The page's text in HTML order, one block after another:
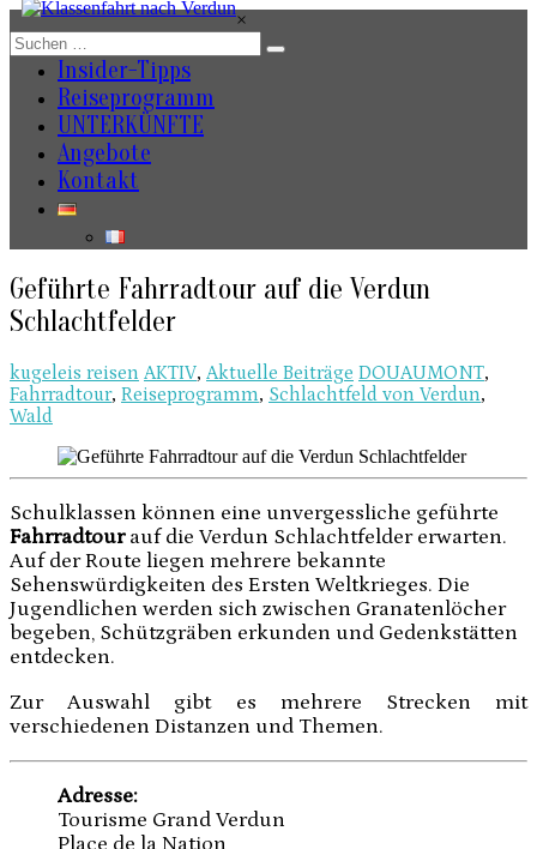
Zum
Inhalt
springen
×
Insider-Tipps
Reiseprogramm
UNTERKÜNFTE
Angebote
Kontakt
Geführte Fahrradtour auf die Verdun
Schlachtfelder
kugeleis reisen AKTIV, Aktuelle Beiträge DOUAUMONT,
Fahrradtour, Reiseprogramm, Schlachtfeld von Verdun,
Wald
Schulklassen können eine unvergessliche geführte
Fahrradtourauf die Verdun Schlachtfelder erwarten.
Auf der Route liegen mehrere bekannte
Sehenswürdigkeiten des Ersten Weltkrieges. Die
Jugendlichen werden sich zwischen Granatenlöcher
begeben, Schützgräben erkunden und Gedenkstätten
entdecken.
Zur Auswahl gibt es mehrere Strecken mit
verschiedenen Distanzen und Themen.
Adresse:
Tourisme Grand Verdun
Place de la Nation